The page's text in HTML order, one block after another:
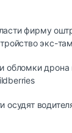
фирму
экс-
обломки
осудят